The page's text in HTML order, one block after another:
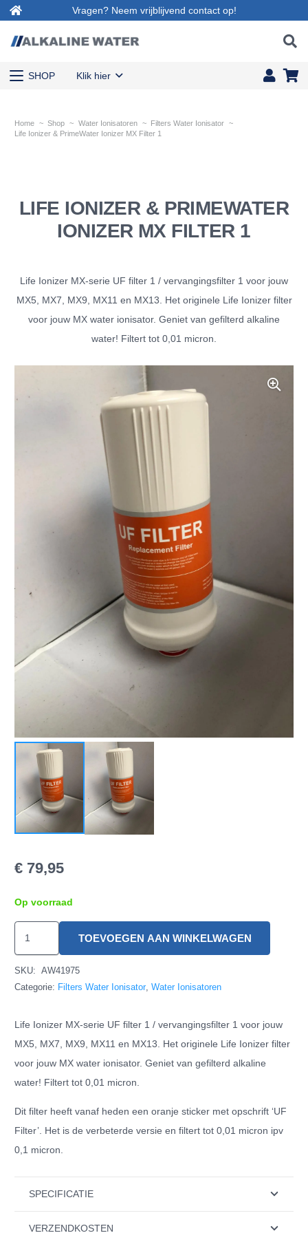
Vragen? Neem vrijblijvend contact op!
SHOP Klik hier
Home ~ Shop ~ Water Ionisatoren ~ Filters Water Ionisator ~
Life Ionizer & PrimeWater Ionizer MX Filter 1
LIFE IONIZER & PRIMEWATER
IONIZER MX FILTER 1
Life Ionizer MX-serie UF filter 1 / vervangingsfilter 1 voor jouw
MX5, MX7, MX9, MX11 en MX13. Het originele Life Ionizer filter
voor jouw MX water ionisator. Geniet van gefilterd alkaline
water! Filtert tot 0,01 micron.
€ 79,95
Op voorraad
Ionizer
&
PrimeWater
MX
Filter
1
hoeveelheid
TOEVOEGEN AAN WINKELWAGEN
SKU:
AW41975
Categorie: Filters Water Ionisator, Water Ionisatoren
Life Ionizer MX-serie UF filter 1 / vervangingsfilter 1 voor jouw
MX5, MX7, MX9, MX11 en MX13. Het originele Life Ionizer filter
voor jouw MX water ionisator. Geniet van gefilterd alkaline
water! Filtert tot 0,01 micron.
Dit filter heeft vanaf heden een oranje sticker met opschrift ‘UF
Filter’. Het is de verbeterde versie en filtert tot 0,01 micron ipv
0,1 micron.
SPECIFICATIE
VERZENDKOSTEN